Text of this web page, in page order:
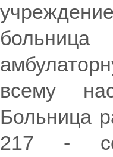
больница
всему
Больница
217 -